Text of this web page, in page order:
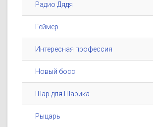
Радио Дядя
Геймер
Интересная профессия
Новый босс
Шар для Шарика
Рыцарь